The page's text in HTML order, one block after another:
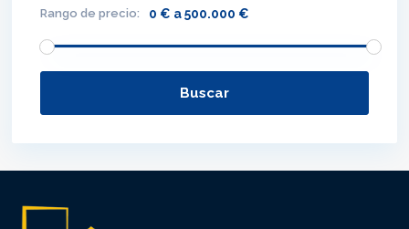
Rango de precio: 0 € a 500.000 €
Buscar